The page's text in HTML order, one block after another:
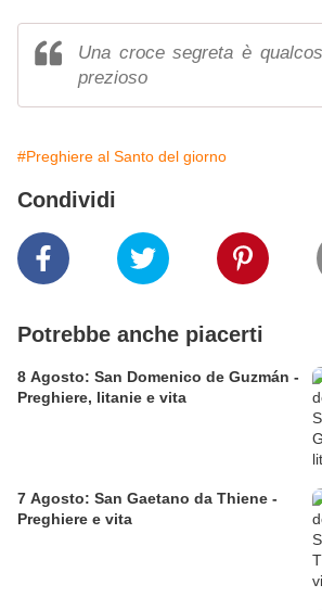
Una croce segreta è
prezioso
#Preghiere al Santo del giorno
Condividi
Potrebbe anche piacerti
8 Agosto: San Domenico de Guzmán -
Preghiere, litanie e vita
7 Agosto: San Gaetano da Thiene -
Preghiere e vita